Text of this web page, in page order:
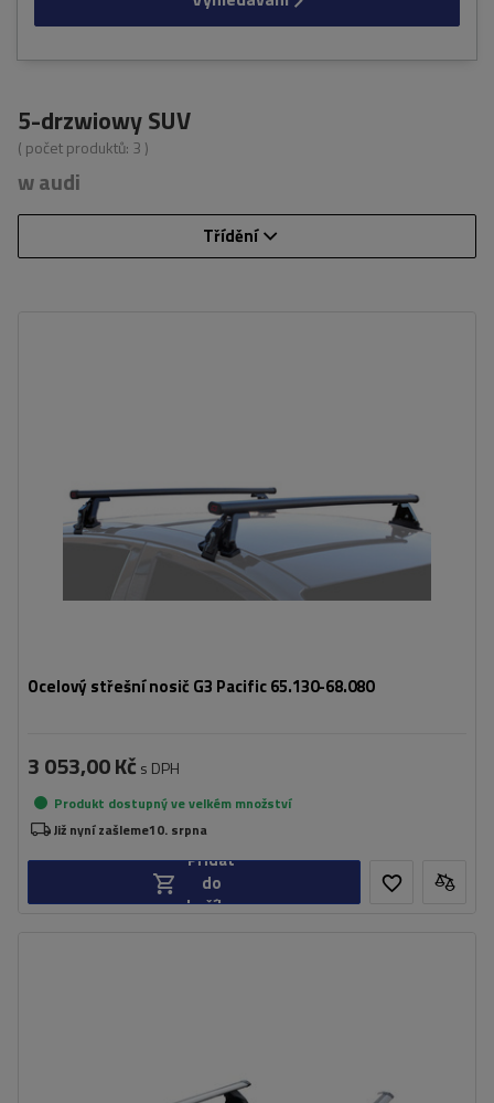
5-drzwiowy SUV
( počet produktů: 3 )
w audi
Třídění
Ocelový střešní nosič G3 Pacific 65.130-68.080
3 053,00 Kč s DPH
Produkt dostupný ve velkém množství
Již nyní zašleme10. srpna
Přidat
do
košíku